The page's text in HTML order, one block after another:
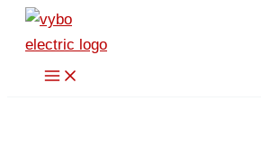
Vai
contenuto